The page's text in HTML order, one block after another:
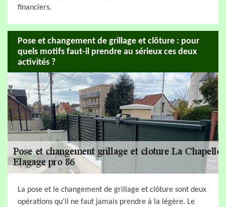
financiers.
Pose et changement de grillage et clôture : pour
quels motifs faut-il prendre au sérieux ces deux
activités ?
La pose et le changement de grillage et clôture sont deux
opérations qu’il ne faut jamais prendre à la légère. Le